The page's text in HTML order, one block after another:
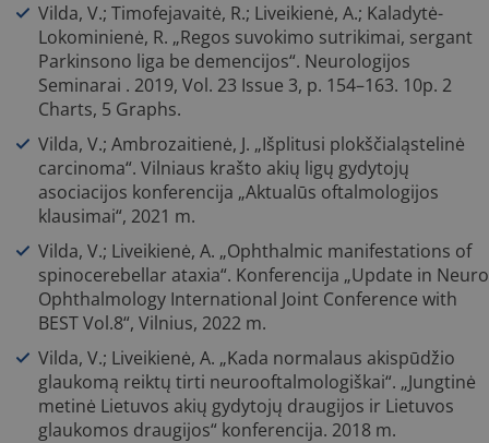
Vilda, V.; Timofejavaitė, R.; Liveikienė, A.; Kaladytė-
Lokominienė, R. „Regos suvokimo sutrikimai, sergant
Parkinsono liga be demencijos“. Neurologijos
Seminarai . 2019, Vol. 23 Issue 3, p. 154–163. 10p. 2
Charts, 5 Graphs.
Vilda, V.; Ambrozaitienė, J. „Išplitusi plokščialąstelinė
carcinoma“. Vilniaus krašto akių ligų gydytojų
asociacijos konferencija „Aktualūs oftalmologijos
klausimai“, 2021 m.
Vilda, V.; Liveikienė, A. „Ophthalmic manifestations of
spinocerebellar ataxia“. Konferencija „Update in Neuro
Ophthalmology International Joint Conference with
BEST Vol.8“, Vilnius, 2022 m.
Vilda, V.; Liveikienė, A. „Kada normalaus akispūdžio
glaukomą reiktų tirti neurooftalmologiškai“. „Jungtinė
metinė Lietuvos akių gydytojų draugijos ir Lietuvos
glaukomos draugijos“ konferencija. 2018 m.